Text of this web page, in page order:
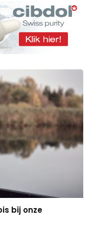
bij onze